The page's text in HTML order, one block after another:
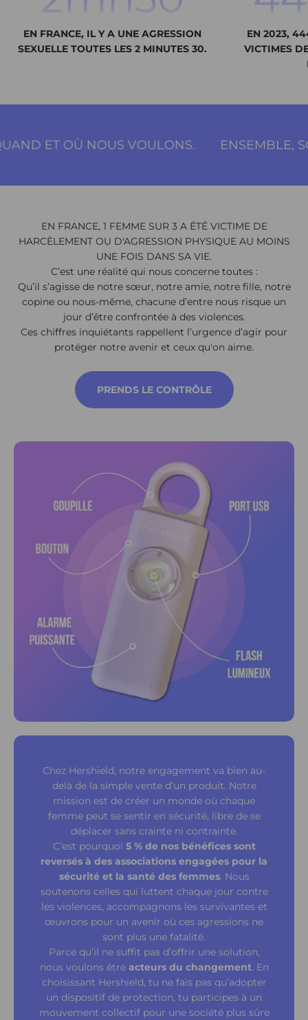
EN FRANCE, IL Y A UNE AGRESSION
SEXUELLE TOUTES LES 2 MINUTES 30.
EN 2023,
VICTIMES
NOUS VOULONS. ENSEMBLE, SORTONS
EN FRANCE, 1 FEMME SUR 3 A ÉTÉ VICTIME DE
HARCÈLEMENT OU D'AGRESSION PHYSIQUE AU MOINS
UNE FOIS DANS SA VIE.
C’est une réalité qui nous concerne toutes :
Qu’il s’agisse de notre sœur, notre amie, notre fille, notre
copine ou nous-même, chacune d’entre nous risque un
jour d’être confrontée à des violences.
Ces chiffres inquiétants rappellent l’urgence d’agir pour
protéger notre avenir et ceux qu'on aime.
PRENDS LE CONTRÔLE
Chez Hershield, notre engagement va bien au-
delà de la simple vente d’un produit. Notre
mission est de créer un monde où chaque
femme peut se sentir en sécurité, libre de se
déplacer sans crainte ni contrainte.
C’est pourquoi 5 % de nos bénéfices sont
reversés à des associations engagées pour la
sécurité et la santé des femmes. Nous
soutenons celles qui luttent chaque jour contre
les violences, accompagnons les survivantes et
œuvrons pour un avenir où ces agressions ne
sont plus une fatalité.
Parce qu’il ne suffit pas d’offrir une solution,
nous voulons être acteurs du changement. En
choisissant Hershield, tu ne fais pas qu’adopter
un dispositif de protection, tu participes à un
mouvement collectif pour une société plus sûre